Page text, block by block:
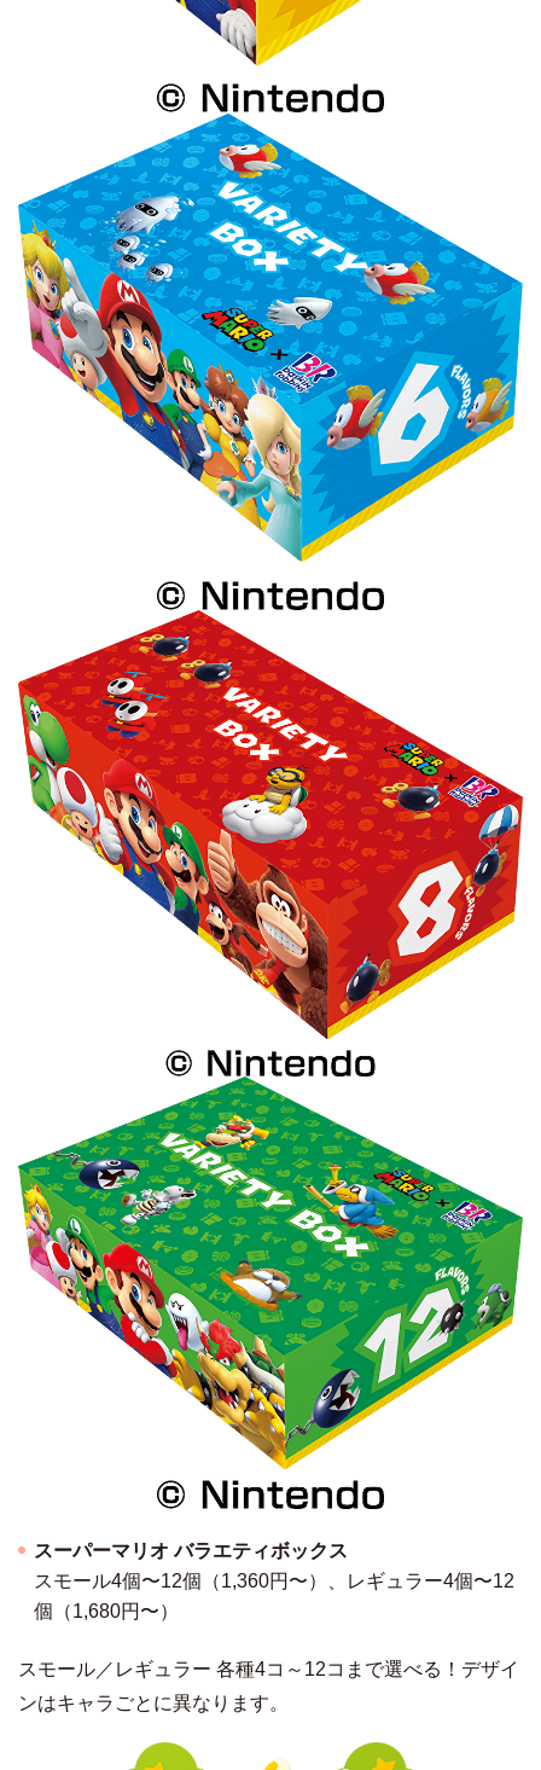
スーパーマリオ バラエティボックス
スモール4個〜12個（1,360円〜）、レギュラー4個〜12
個（1,680円〜）
スモール／レギュラー 各種4コ～12コまで選べる！デザイ
ンはキャラごとに異なります。